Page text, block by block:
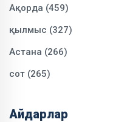
Ақорда (459)
қылмыс (327)
Астана (266)
сот (265)
Айдарлар